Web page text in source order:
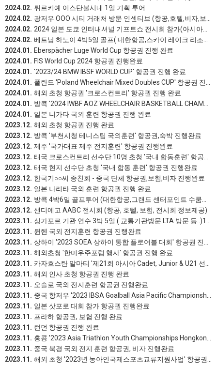
2024.02. 튀르키예 이스탄불시내 1일 기획 투어
2024.02. 광저우 OOO 시티 거래처 방문 인센티브 (항공,호텔,비자,보험 및 이동 방법 안내) 진행완료
2024.02. 2024 일본 도쿄 인터내셔널 기프트쇼 전시회 참가(아시아나항공,빌라 폰테인 그랜드 도쿄 아리아케.보험 및 전시회 관련 안내) 진행완료
2024.02. 베트남 하노이 4박5일 골프( 대한항공,스카이 레이크 리조트 & 골프 클럽,레전드 힐 골프 클럽 Legend Hill Golf Club,탕란 골프 클럽 THANK LANH GOLF CLUB, 및 현지 전체적인 맞춤여행 ) 진행완료
2024.01. Eberspächer Luge World Cup 항공권 진행 완료
2024.01. FIS World Cup 2024 항공권 진행완료
2024.01. '2023/24 BMW IBSF WORLD CUP' 항공권 진행 완료
2024.01. 폴란드 'Poland Wheelchair Mixed Doubles CUP' 항공권 진행 완료
2024.01. 해외 초청 항공권 '크로스컨트리' 항공권 진행 완료
2024.01. 방콕 '2024 IWBF AOZ WHEELCHAIR BASKETBALL CHAMPIONSHIP 참가' 항공권 진행완료
2024.01. 일본 니가타 국외 훈련 항공권 진행 완료
2023.12. 해외 초청 항공권 진행 완료
2023.12. 방콕 '부천시청 테니스팀 국외훈련' 항공권,숙박 진행완료
2023.12. 제주 '국가대표 제주 전지훈련' 항공권 진행완료
2023.12. 태국 크로스컨트리 선수단 10명 초청 '국내 합동훈련' 항공권 진행완료
2023.12. 태국 현지 선수단 초청 '국내 합동 훈련' 항공권 진행완료
2023.12. 한국기○○씨 종친회 - 중국 단체 항공권,보험,비자 진행완료
2023.12. 일본 나리타 국외 훈련 항공권 진행 완료
2023.12. 방콕 4박6일 골프투어 (대한항공,그랜드 센터포인트 수쿰빗 55) 진행 완료
2023.12. 샌디에고 AABC 전시회 (항공, 호텔, 보험, 전시회 정보제공)
2023.11. 싱가포르 기관 연수 3박 5일 ( 교통기관방문 LTA 방문 등..)16명 (대한항공,기관섭외,호텔,식사. 차량 ,가이드..등) 전체 진행 완료
2023.11. 뮌헨 국외 전지훈련 항공권 진행완료
2023.11. 상하이 '2023 SOEA 상하이 통합 플로어볼 대회' 항공권 진행 완료
2023.11. 해외초청 '한미우주포럼 행사' 항공권 진행 완료
2023.11. 카자흐스탄 알마티 '제21회 아시아 Cadet, Junior & U21 선수권 대회' 항공권,숙박 진행 완료
2023.11. 해외 인사 초청 항공권 진행 완료
2023.11. 오슬로 국외 전지훈련 항공권 진행완료
2023.11. 중국 항저우 '2023 IBSA Goalball Asia Pacific Championships 대회' 항공권,비자 진행완료
2023.11. 일본 삿포로 대회 참가 항공권 진행완료
2023.11. 프라하 항공권, 보험 진행 완료
2023.11. 런던 항공권 진행 완료
2023.11. 홍콩 '2023 Asia Triathlon Youth Championships Hongkong' 항공권 진행 완료
2023.11. 중국 북경 국외 전지 훈련 항공권, 비자 진행완료
2023.11. 해외 초청 '2023년 농아인국제스포츠교류지원사업' 항공권 진행 완료